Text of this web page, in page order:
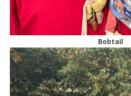
Bobtail